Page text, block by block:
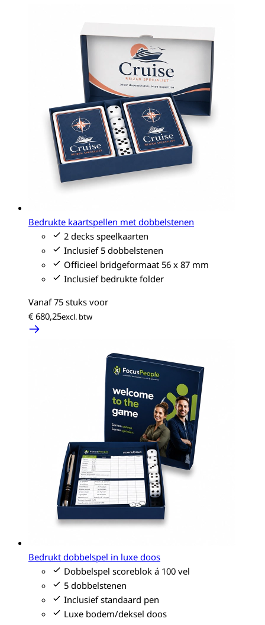
Bedrukte kaartspellen met dobbelstenen
2 decks speelkaarten
Inclusief 5 dobbelstenen
Officieel bridgeformaat 56 x 87 mm
Inclusief bedrukte folder
Vanaf 75 stuks voor
€ 680,25
Bedrukt dobbelspel in luxe doos
Dobbelspel scoreblok á 100 vel
5 dobbelstenen
Inclusief standaard pen
Luxe bodem/deksel doos